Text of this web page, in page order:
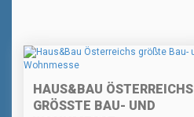
HAUS&BAU ÖSTERREICHS
GRÖSSTE BAU- UND W